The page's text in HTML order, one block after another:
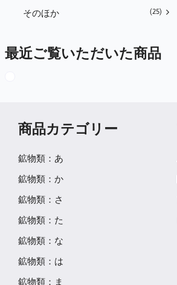
そのほか (25)
最近ご覧いただいた商品
商品カテゴリー
鉱物類：あ
鉱物類：か
鉱物類：さ
鉱物類：た
鉱物類：な
鉱物類：は
鉱物類：ま